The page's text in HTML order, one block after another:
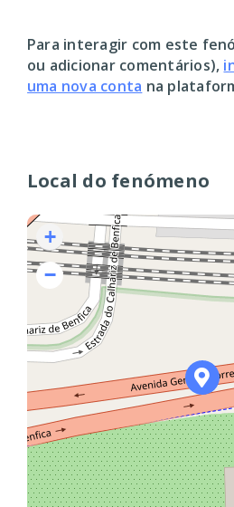
Local do fenómeno
+
−
Para interagir com este
ou adicionar comentários),
uma nova conta na